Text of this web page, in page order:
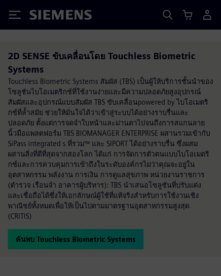
Siemens
2D SENSE ขับเคลื่อนโดย Touchless Biometric
Systems
Touchless Biometric Systems สัมผัส (TBS) เป็นผู้ให้บริการชั้นนำของ
โซลูชันไบโอเมตริกซ์ที่ใช้งานง่ายและมีความปลอดภัยสูงอุปกรณ์
สัมผัสและอุปกรณ์แบบสัมผัส TBS ขับเคลื่อนpowered by ไบโอเมตริ
กซ์ที่ล้ำสมัย ช่วยให้มั่นใจได้ว่าเข้าสู่ระบบได้อย่างราบรื่นและ
ปลอดภัย ตั้งแต่การจดจำใบหน้าและม่านตาไปจนถึงการสแกนลาย
นิ้วมือแพลตฟอร์ม TBS BIOMANAGER ENTERPRISE ผสานรวมเข้ากับ
SiPass integrated s ที่รวม™ และ SIPORT ได้อย่างราบรื่น ซึ่งผสม
ผสานสิ่งที่ดีที่สุดจากสองโลก ได้แก่ การจัดการตัวตนแบบไบโอเมตริ
กซ์และการควบคุมการเข้าถึงในระดับองค์กรไม่ว่าคุณจะอยู่ใน
อุตสาหกรรม พลังงาน การเงิน การดูแลสุขภาพ หน่วยงานราชการ
(ตำรวจ เรือนจำ อาคารผู้บริหาร): TBS นำเสนอโซลูชันที่ปรับแต่ง
และเชื่อถือได้ซึ่งให้เอกลักษณ์ผู้ใช้ที่แท้จริงสำหรับการใช้งานเชิง
พาณิชย์ทั้งหมดเพื่อให้เป็นไปตามมาตรฐานอุตสาหกรรมสูงสุด
(CRITIS)
ค้นพบ Touchless Biometric Systems